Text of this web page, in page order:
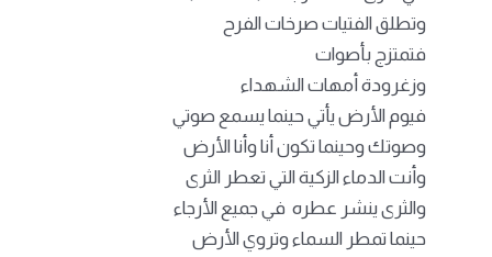
وتطلق الفتيات صرخات الفرح
فتمتزج بأصوات
وزغرودة أمهات الشهداء
فيوم الأرض يأتي حينما يسمع صوتي
وصوتك وحينما تكون أنا وأنا الأرض
وأنت الدماء الزكية التي تعطر الثرى
والثرى ينشر عطره في جميع الأرجاء
حينما تمطر السماء وتروي الأرض